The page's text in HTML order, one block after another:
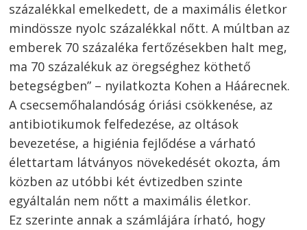
százalékkal emelkedett, de a maximális életkor
mindössze nyolc százalékkal nőtt. A múltban az
emberek 70 százaléka fertőzésekben halt meg,
ma 70 százalékuk az öregséghez köthető
betegségben” – nyilatkozta Kohen a Háárecnek.
A csecsemőhalandóság óriási csökkenése, az
antibiotikumok felfedezése, az oltások
bevezetése, a higiénia fejlődése a várható
élettartam látványos növekedését okozta, ám
közben az utóbbi két évtizedben szinte
egyáltalán nem nőtt a maximális életkor.
Ez szerinte annak a számlájára írható, hogy